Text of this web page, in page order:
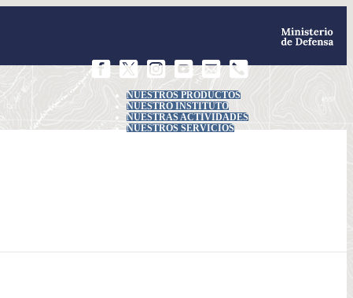
NUESTROS PRODUCTOS
NUESTRO INSTITUTO
NUESTRAS ACTIVIDADES
NUESTROS SERVICIOS